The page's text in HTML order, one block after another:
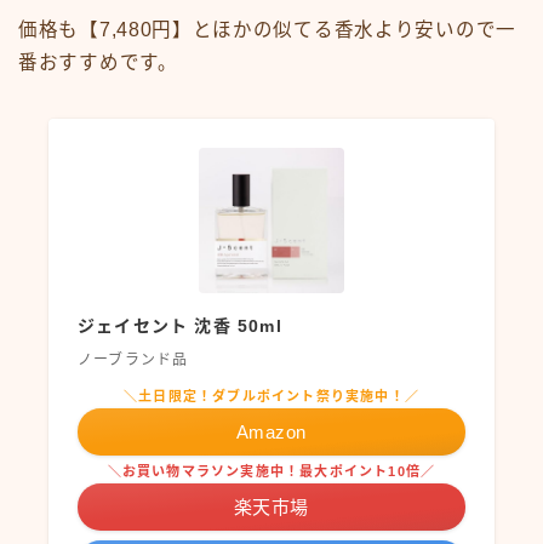
価格も【7,480円】とほかの似てる香水より安いので一
番おすすめです。
ジェイセント 沈香 50ml
ノーブランド品
＼土日限定！ダブルポイント祭り実施中！／
Amazon
＼お買い物マラソン実施中！最大ポイント10倍／
楽天市場